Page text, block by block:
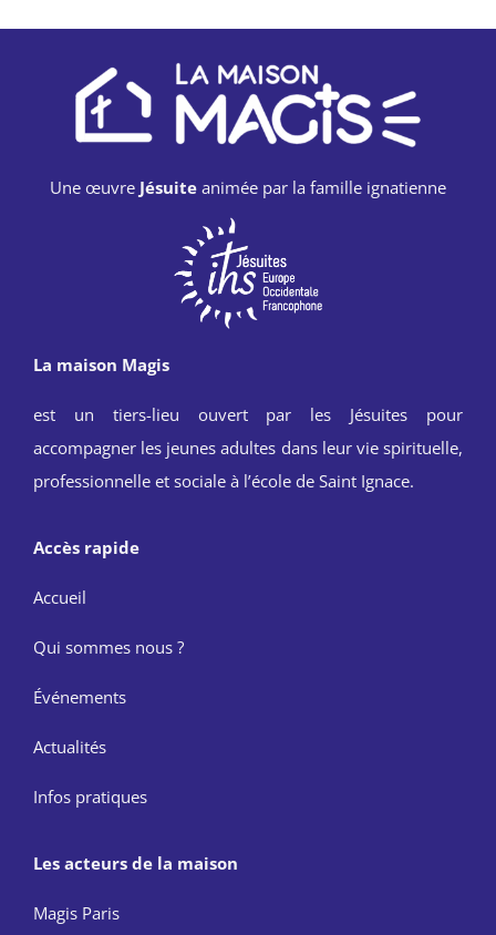
Une œuvre Jésuite animée par la famille ignatienne
La maison Magis
est un tiers-lieu ouvert par les Jésuites pour
accompagner les jeunes adultes dans leur vie spirituelle,
professionnelle et sociale à l’école de Saint Ignace.
Accès rapide
Accueil
Qui sommes nous ?
Événements
Actualités
Infos pratiques
Les acteurs de la maison
Magis Paris